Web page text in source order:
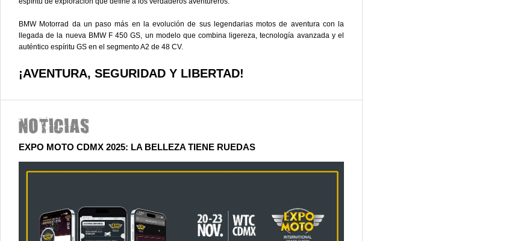
BMW Motorrad da un paso más en la evolución de sus legendarias motos de aventura con la
llegada de la nueva BMW F 450 GS, un modelo que combina ligereza, tecnología avanzada y el
auténtico espíritu GS en el segmento A2 de 48 CV.
¡AVENTURA, SEGURIDAD Y LIBERTAD!
EXPO MOTO CDMX 2025: LA BELLEZA TIENE RUEDAS